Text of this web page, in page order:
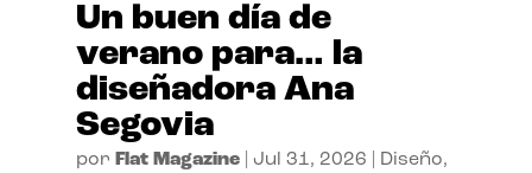
Un buen día de
verano para… la
diseñadora Ana
Segovia
por Flat Magazine| Jul 31, 2026 Diseño,